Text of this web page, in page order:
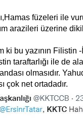
füzeleri ile
arazileri üzerine
bu yazının Filistin
taraftarlığı ile de
olmasıdır.
çok net ortadadır.